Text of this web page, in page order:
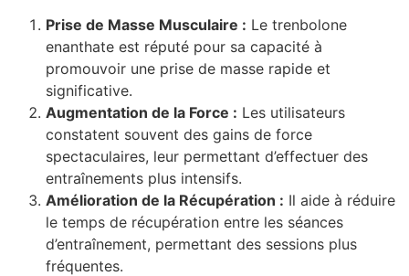
Prise de Masse Musculaire : Le trenbolone
enanthate est réputé pour sa capacité à
promouvoir une prise de masse rapide et
significative.
Augmentation de la Force : Les utilisateurs
constatent souvent des gains de force
spectaculaires, leur permettant d’effectuer des
entraînements plus intensifs.
Amélioration de la Récupération : Il aide à réduire
le temps de récupération entre les séances
d’entraînement, permettant des sessions plus
fréquentes.